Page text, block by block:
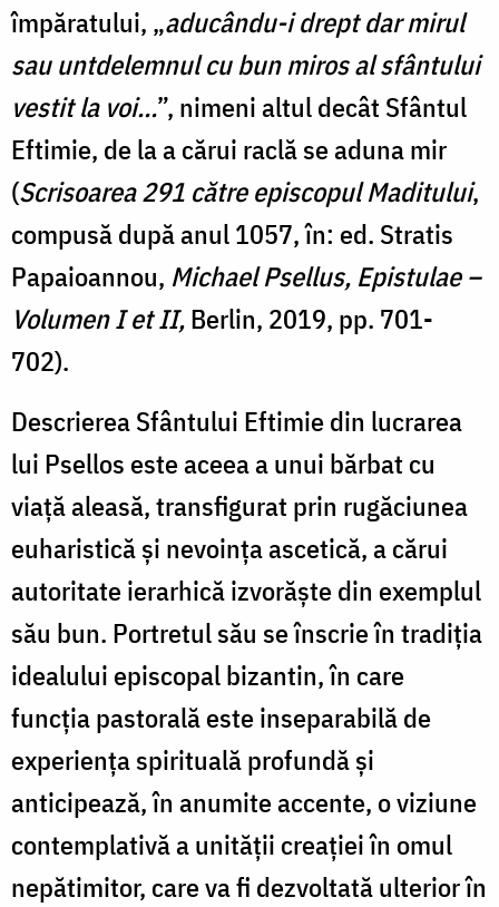
împăratului, „aducându-i drept dar mirul
sau untdelemnul cu bun miros al sfântului
vestit la voi…”, nimeni altul decât Sfântul
Eftimie, de la a cărui raclă se aduna mir
(Scrisoarea 291 către episcopul Maditului,
compusă după anul 1057, în: ed. Stratis
Papaioannou, Michael Psellus, Epistulae –
Volumen I et II,Berlin, 2019, pp. 701-
702).
Descrierea Sfântului Eftimie din lucrarea
lui Psellos este aceea a unui bărbat cu
viață aleasă, transfigurat prin rugăciunea
euharistică și nevoința ascetică, a cărui
autoritate ierarhică izvorăște din exemplul
său bun. Portretul său se înscrie în tradiția
idealului episcopal bizantin, în care
funcția pastorală este inseparabilă de
experiența spirituală profundă și
anticipează, în anumite accente, o viziune
contemplativă a unității creației în omul
nepătimitor, care va fi dezvoltată ulterior în